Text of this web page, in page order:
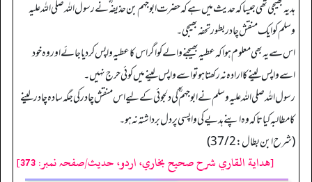
ہدیہ بھیجی تھی جیسا کہ حدیث میں ہے کہ حضرت ابو جہم بن حذیفہ ؓ نے رسول اللہ صلی اللہ علیہ
وسلم کو ایک منقش چادر بطور تحفہ بھیجی۔
اس سے یہ بھی معلوم ہوا کہ عطیہ بھیجنے والے کو اگر اس کا عطیہ واپس کردیا جائے اور وہ خود
اسے واپس لینے کا ارادہ نہ رکھتا ہو تو اسے واپس لینے میں کوئی حرج نہیں۔
رسول اللہ صلی اللہ علیہ وسلم نے ابو جہم ؓ کی دلجوئی کے لیے اس منقش چادر کی جگہ سادہ چادر لینے
کا مطالبہ کیا تاکہ وہ اپنے ہدیے کی واپسی پر دل برداشتہ نہ ہو۔
(شرح ابن بطال: 37/2)
[هداية القاري شرح صحيح بخاري، اردو، حدیث/صفحہ نمبر: 373]